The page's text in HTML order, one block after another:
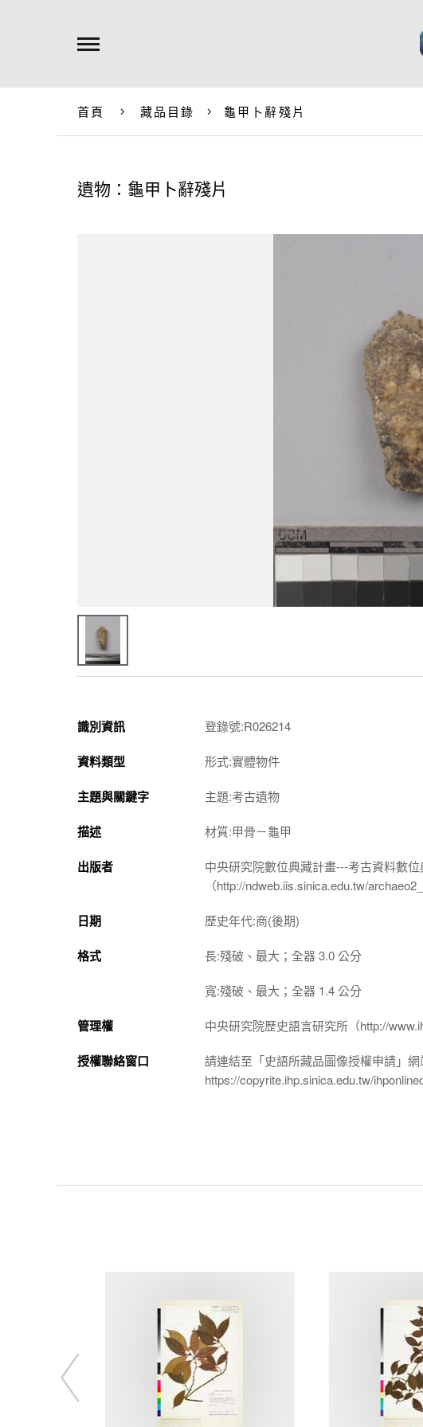
首頁 藏品目錄 龜甲卜辭殘片
遺物：龜甲卜辭殘片
識別資訊 登錄號:R026214
資料類型 形式:實體物件
主題與關鍵字 主題:考古遺物
描述 材質:甲骨－龜甲
出版者
中央研究院數位典藏計畫---考古資料數
（http://ndweb.iis.sinica.edu.tw/
日期 歷史年代:商(後期)
格式 長:殘破、最大；全器 3.0 公分
寬:殘破、最大；全器 1.4 公分
管理權 中央研究院歷史語言研究所（http://
授權聯絡窗口
請連結至「史語所藏品圖像授權申請」網
https://copyrite.ihp.sinica.edu.tw/